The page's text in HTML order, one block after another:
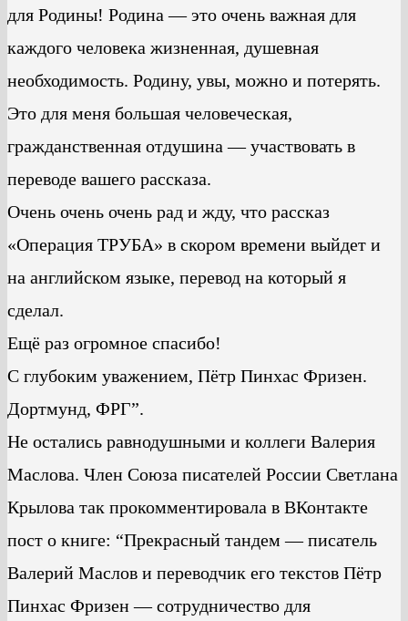
для Родины! Родина — это очень важная для
каждого человека жизненная, душевная
необходимость. Родину, увы, можно и потерять.
Это для меня большая человеческая,
гражданственная отдушина — участвовать в
переводе вашего рассказа.
Очень очень очень рад и жду, что рассказ
«Операция ТРУБА» в скором времени выйдет и
на английском языке, перевод на который я
сделал.
Ещё раз огромное спасибо!
С глубоким уважением, Пётр Пинхас Фризен.
Дортмунд, ФРГ”.
Не остались равнодушными и коллеги Валерия
Маслова. Член Союза писателей России Светлана
Крылова так прокомментировала в ВКонтакте
пост о книге: “Прекрасный тандем — писатель
Валерий Маслов и переводчик его текстов Пётр
Пинхас Фризен — сотрудничество для